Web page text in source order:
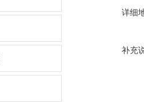
详细
补充